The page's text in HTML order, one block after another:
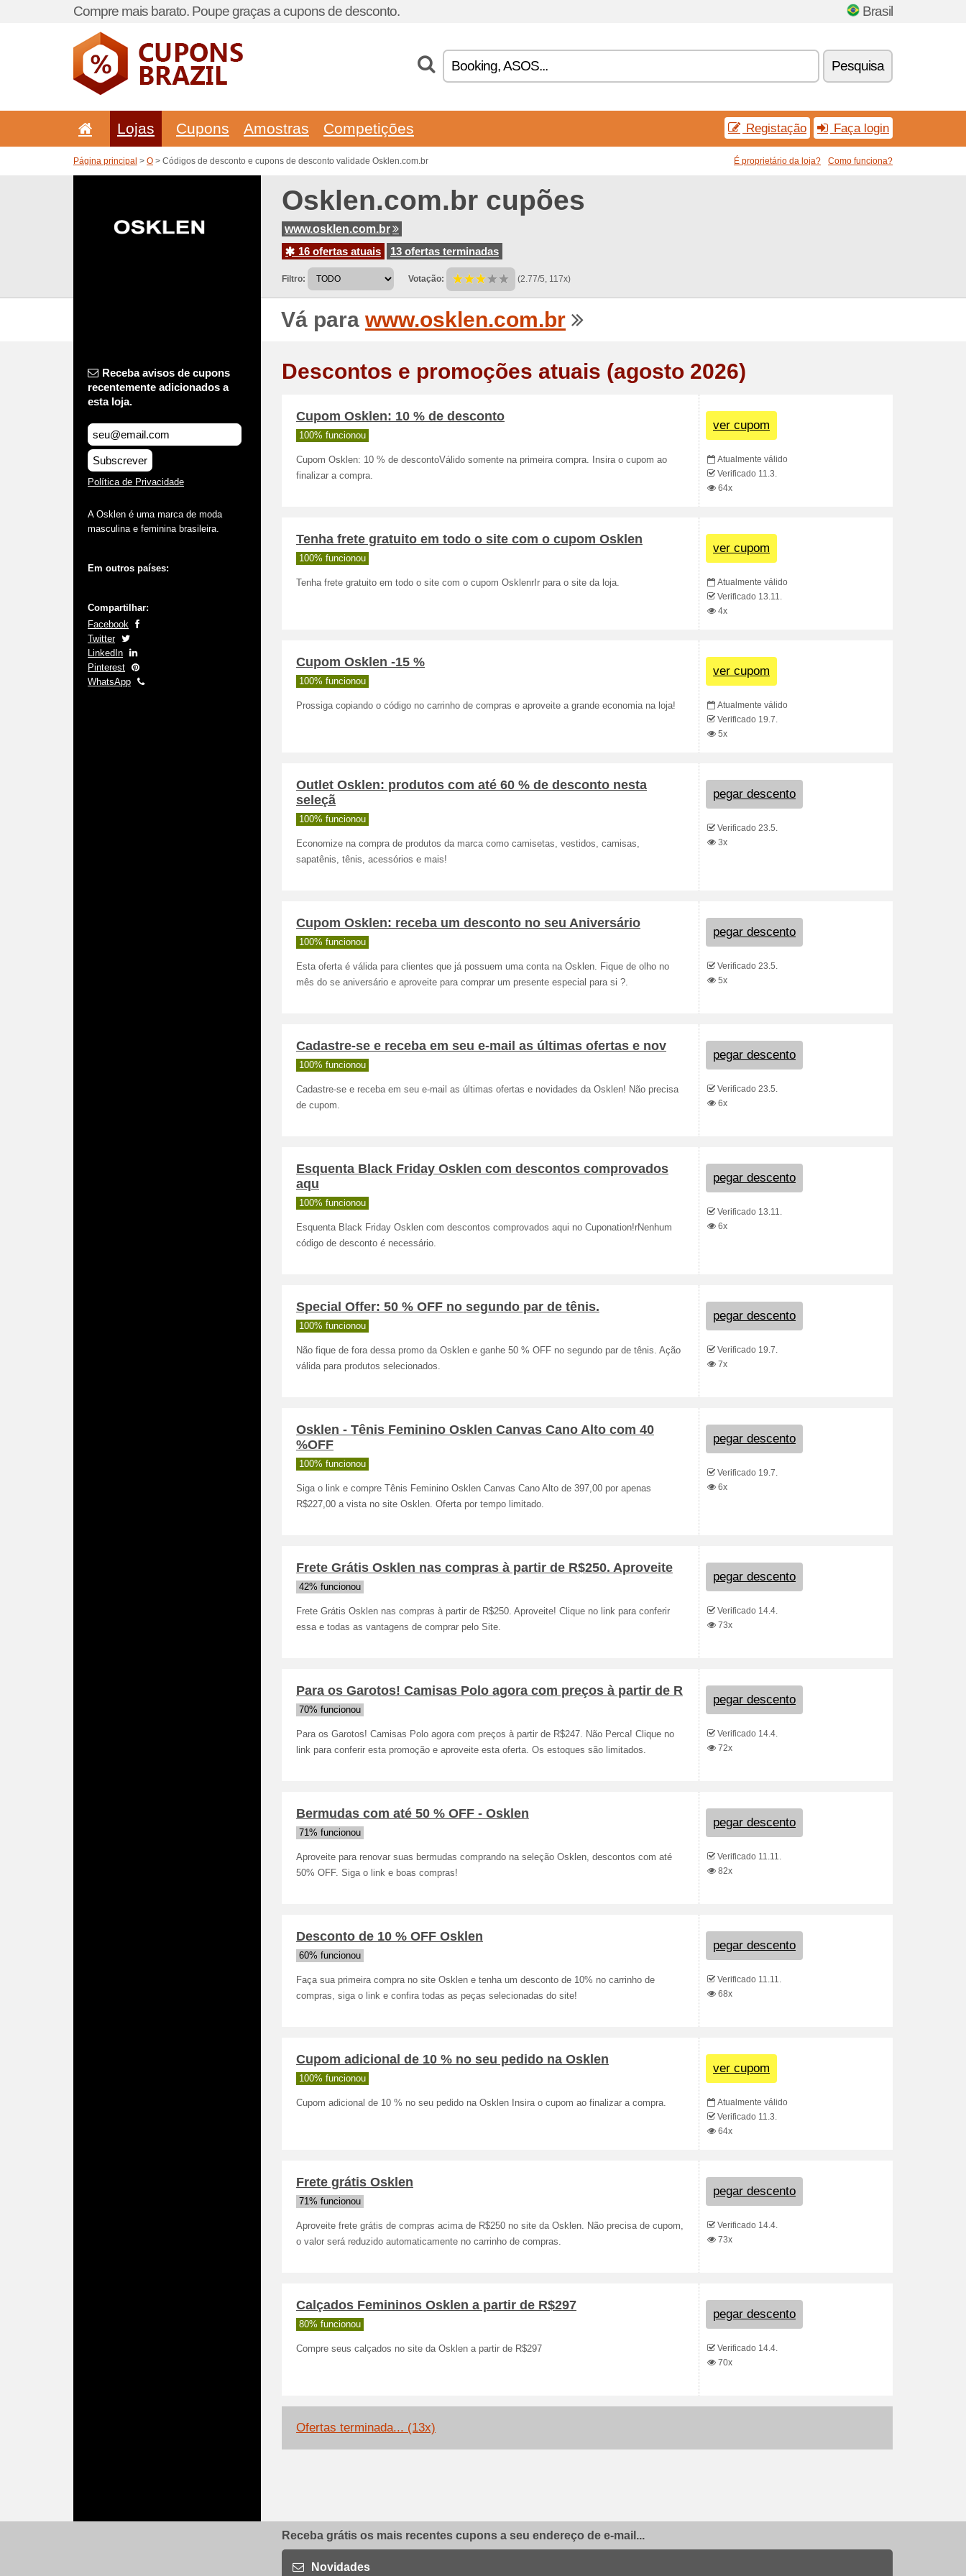
Compre mais barato. Poupe graças a cupons de desconto. Brasil
Pesquisa
Lojas Cupons Amostras Competições Registação Faça login
Página principal > O > Códigos de desconto e cupons de desconto validade Osklen.com.br É proprietário da loja? Como funciona?
Osklen.com.br cupões
www.osklen.com.br
16 ofertas atuais
13 ofertas terminadas
Filtro: Votação: (2.77/5, 117x)
Vá para www.osklen.com.br
Receba avisos de cupons
recentemente adicionados a
esta loja.
Subscrever
Política de Privacidade
A Osklen é uma marca de moda
masculina e feminina brasileira.
Em outros países:
Compartilhar:
Facebook
Twitter
LinkedIn
Pinterest
WhatsApp
Descontos e promoções atuais (agosto 2026)
Cupom Osklen: 10 % de desconto
100% funcionou
Cupom Osklen: 10 % de descontoVálido somente na primeira compra. Insira o cupom ao
finalizar a compra.
ver cupom
Atualmente válido
Verificado 11.3.
64x
Tenha frete gratuito em todo o site com o cupom Osklen
100% funcionou
Tenha frete gratuito em todo o site com o cupom OsklenrIr para o site da loja.
ver cupom
Atualmente válido
Verificado 13.11.
4x
Cupom Osklen -15 %
100% funcionou
Prossiga copiando o código no carrinho de compras e aproveite a grande economia na loja!
ver cupom
Atualmente válido
Verificado 19.7.
5x
Outlet Osklen: produtos com até 60 % de desconto nesta
seleçã
100% funcionou
Economize na compra de produtos da marca como camisetas, vestidos, camisas,
sapatênis, tênis, acessórios e mais!
pegar descento
Verificado 23.5.
3x
Cupom Osklen: receba um desconto no seu Aniversário
100% funcionou
Esta oferta é válida para clientes que já possuem uma conta na Osklen. Fique de olho no
mês do se aniversário e aproveite para comprar um presente especial para si ?.
pegar descento
Verificado 23.5.
5x
Cadastre-se e receba em seu e-mail as últimas ofertas e nov
100% funcionou
Cadastre-se e receba em seu e-mail as últimas ofertas e novidades da Osklen! Não precisa
de cupom.
pegar descento
Verificado 23.5.
6x
️Esquenta Black Friday Osklen com descontos comprovados
aqu
100% funcionou
️Esquenta Black Friday Osklen com descontos comprovados aqui no Cuponation!rNenhum
código de desconto é necessário.
pegar descento
Verificado 13.11.
6x
Special Offer: 50 % OFF no segundo par de tênis.
100% funcionou
Não fique de fora dessa promo da Osklen e ganhe 50 % OFF no segundo par de tênis. Ação
válida para produtos selecionados.
pegar descento
Verificado 19.7.
7x
Osklen - Tênis Feminino Osklen Canvas Cano Alto com 40
%OFF
100% funcionou
Siga o link e compre Tênis Feminino Osklen Canvas Cano Alto de 397,00 por apenas
R$227,00 a vista no site Osklen. Oferta por tempo limitado.
pegar descento
Verificado 19.7.
6x
Frete Grátis Osklen nas compras à partir de R$250. Aproveite
42% funcionou
Frete Grátis Osklen nas compras à partir de R$250. Aproveite! Clique no link para conferir
essa e todas as vantagens de comprar pelo Site.
pegar descento
Verificado 14.4.
73x
Para os Garotos! Camisas Polo agora com preços à partir de R
70% funcionou
Para os Garotos! Camisas Polo agora com preços à partir de R$247. Não Perca! Clique no
link para conferir esta promoção e aproveite esta oferta. Os estoques são limitados.
pegar descento
Verificado 14.4.
72x
Bermudas com até 50 % OFF - Osklen
71% funcionou
Aproveite para renovar suas bermudas comprando na seleção Osklen, descontos com até
50% OFF. Siga o link e boas compras!
pegar descento
Verificado 11.11.
82x
Desconto de 10 % OFF Osklen
60% funcionou
Faça sua primeira compra no site Osklen e tenha um desconto de 10% no carrinho de
compras, siga o link e confira todas as peças selecionadas do site!
pegar descento
Verificado 11.11.
68x
Cupom adicional de 10 % no seu pedido na Osklen
100% funcionou
Cupom adicional de 10 % no seu pedido na Osklen Insira o cupom ao finalizar a compra.
ver cupom
Atualmente válido
Verificado 11.3.
64x
Frete grátis Osklen
71% funcionou
Aproveite frete grátis de compras acima de R$250 no site da Osklen. Não precisa de cupom,
o valor será reduzido automaticamente no carrinho de compras.
pegar descento
Verificado 14.4.
73x
Calçados Femininos Osklen a partir de R$297
80% funcionou
Compre seus calçados no site da Osklen a partir de R$297
pegar descento
Verificado 14.4.
70x
Ofertas terminada... (13x)
Receba grátis os mais recentes cupons a seu endereço de e-mail...
Novidades